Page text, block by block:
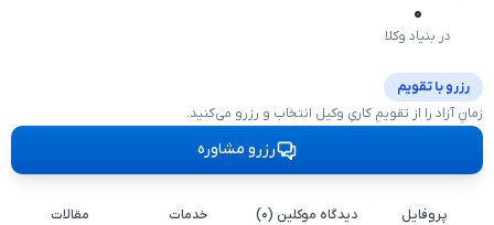
۰
در بنیاد وکلا
رزرو با تقویم
زمانِ آزاد را از تقویمِ کاریِ وکیل انتخاب و رزرو می‌کنید.
رزرو مشاوره
پروفایل دیدگاه موکلین (۰) خدمات مقالات